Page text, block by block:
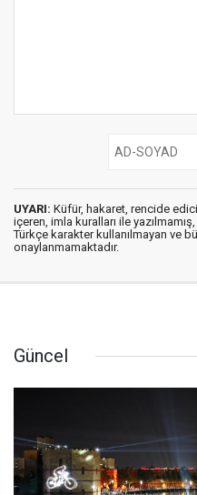
UYARI: Küfür, hakaret, rencide
içeren, imla kuralları ile yazılmamış,
Türkçe karakter kullanılmayan ve
onaylanmamaktadır.
Güncel